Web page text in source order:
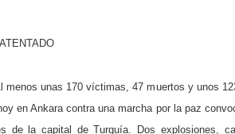
TADO
menos unas 170 víctimas, 47 muertos y unos
en Ankara contra una marcha por la paz
de la capital de Turquía. Dos explosiones,